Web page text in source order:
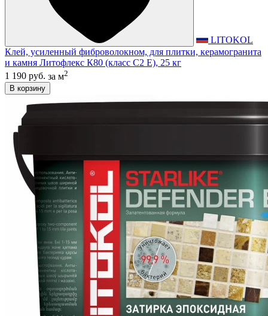
LITOKOL
Клей, усиленный фиброволокном, для плитки, керамогранита
и камня Литофлекс К80 (класс С2 E), 25 кг
1 190 руб. за м2
В корзину